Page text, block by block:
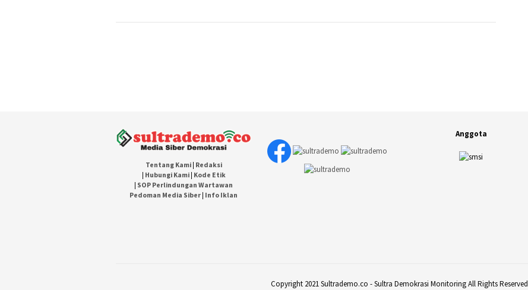
Tentang Kami| Redaksi
| Hubungi Kami| Kode Etik
| SOP Perlindungan Wartawan
Pedoman Media Siber | Info Iklan
Anggota
Copyright 2021 Sultrademo.co - Sultra Demokrasi Monitoring All Rights Reserved